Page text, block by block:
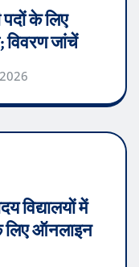
के लिए
विवरण जांचें
विद्यालयों में
लिए ऑनलाइन